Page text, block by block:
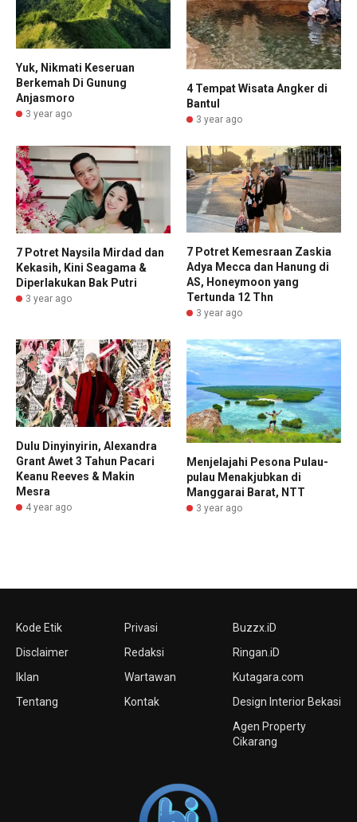
Yuk, Nikmati Keseruan
Berkemah Di Gunung
Anjasmoro
3 year ago
4 Tempat Wisata Angker di
Bantul
3 year ago
7 Potret Naysila Mirdad dan
Kekasih, Kini Seagama &
Diperlakukan Bak Putri
3 year ago
7 Potret Kemesraan Zaskia
Adya Mecca dan Hanung di
AS, Honeymoon yang
Tertunda 12 Thn
3 year ago
Dulu Dinyinyirin, Alexandra
Grant Awet 3 Tahun Pacari
Keanu Reeves & Makin
Mesra
4 year ago
Menjelajahi Pesona Pulau-
pulau Menakjubkan di
Manggarai Barat, NTT
3 year ago
Kode Etik
Disclaimer
Iklan
Tentang
Privasi
Redaksi
Wartawan
Kontak
Buzzx.iD
Ringan.iD
Kutagara.com
Design Interior Bekasi
Agen Property
Cikarang